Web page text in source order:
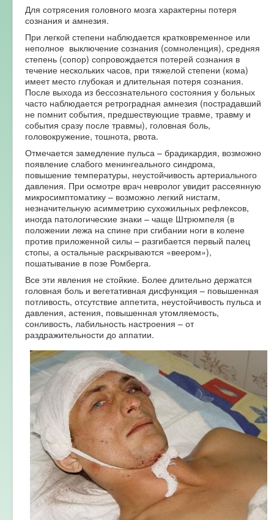
Для сотрясения головного мозга характерны потеря
сознания и амнезия.
При легкой степени наблюдается кратковременное или
неполное выключение сознания (сомноленция), средняя
степень (сопор) сопровождается потерей сознания в
течение нескольких часов, при тяжелой степени (кома)
имеет место глубокая и длительная потеря сознания.
После выхода из бессознательного состояния у больных
часто наблюдается ретроградная амнезия (пострадавший
не помнит события, предшествующие травме, травму и
события сразу после травмы), головная боль,
головокружение, тошнота, рвота.
Отмечается замедление пульса – брадикардия, возможно
появление слабого менингеального синдрома,
повышение температуры, неустойчивость артериального
давления. При осмотре врач невролог увидит рассеянную
микросимптоматику – возможно легкий нистагм,
незначительную асимметрию сухожильных рефлексов,
иногда патологические знаки – чаще Штрюмпеля (в
положении лежа на спине при сгибании ноги в колене
против приложенной силы – разгибается первый палец
стопы, а остальные раскрываются «веером»),
пошатывание в позе Ромберга.
Все эти явления не стойкие. Более длительно держатся
головная боль и вегетативная дисфункция – повышенная
потливость, отсутствие аппетита, неустойчивость пульса и
давления, астения, повышенная утомляемость,
сонливость, лабильность настроения – от
раздражительности до аппатии.